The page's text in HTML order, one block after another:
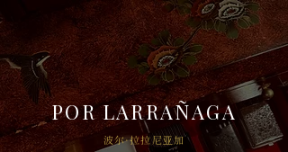
POR LARRAÑAGA
波尔·拉拉尼亚加